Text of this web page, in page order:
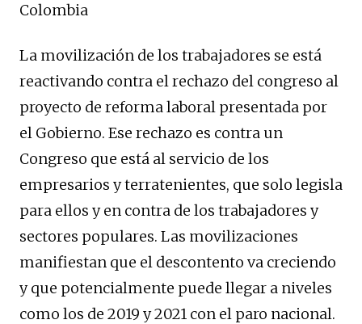
Colombia
La movilización de los trabajadores se está
reactivando contra el rechazo del congreso al
proyecto de reforma laboral presentada por
el Gobierno. Ese rechazo es contra un
Congreso que está al servicio de los
empresarios y terratenientes, que solo legisla
para ellos y en contra de los trabajadores y
sectores populares. Las movilizaciones
manifiestan que el descontento va creciendo
y que potencialmente puede llegar a niveles
como los de 2019 y 2021 con el paro nacional.